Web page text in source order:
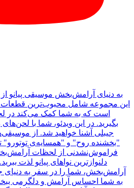
به دنیای آرامش‌بخش موسیقی پیانو
این مجموعه شامل محبوب‌ترین قطعات
است که به شما کمک می‌کند در
بگیرید. در این ویدئو، شما با
جیبلی آشنا خواهید شد. از
"بخشنده روح" و "همسایه‌ی توتورو" تا
فراموش‌نشدنی از لحظات آرامش‌بخش
دلنوازترین نواهای پیانو لذت
آرامش‌بخش، شما را در سفر به دنیای
به شما احساس آرامش و دلگرمی